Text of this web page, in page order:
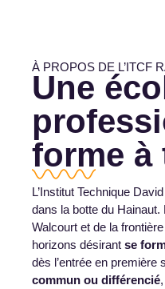
À PROPOS DE L’ITCF
Une
forme à
L’Institut Technique
dans la botte du
Walcourt et de la
horizons désirant se
dès l’entrée en première
commun ou différencié